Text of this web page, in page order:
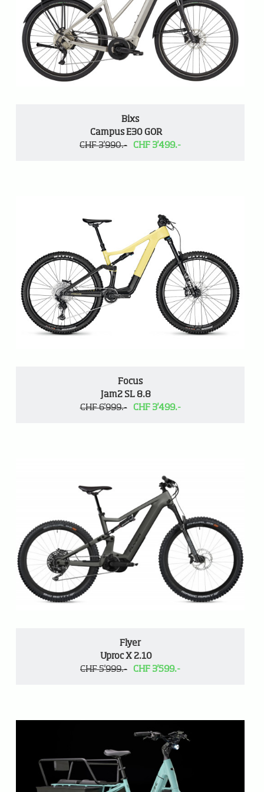
Bixs
Campus E30 GOR
CHF 3'990.-
CHF 3'499.-
Focus
Jam2 SL 8.8
CHF 6'999.-
CHF 3'499.-
Flyer
Uproc X 2.10
CHF 5'999.-
CHF 3'599.-